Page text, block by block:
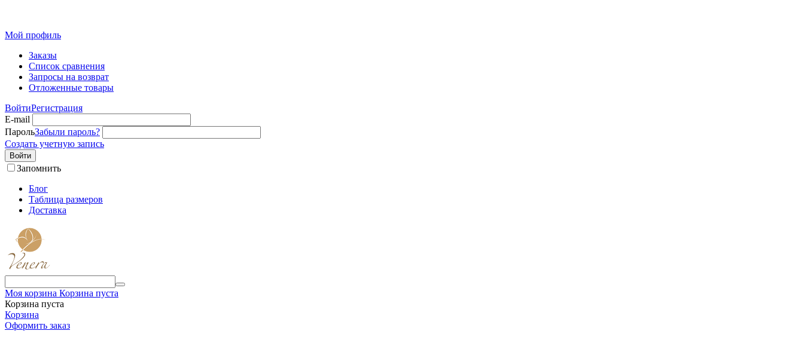
Мой профиль
Заказы
Список сравнения
Запросы на возврат
Отложенные товары
ВойтиРегистрация
E-mail
ПарольЗабыли пароль?
Создать учетную запись
Войти
Запомнить
Блог
Таблица размеров
Доставка
Моя корзина Корзина пуста
Корзина пуста
Корзина
Оформить заказ